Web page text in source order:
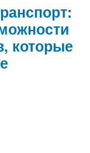
которые